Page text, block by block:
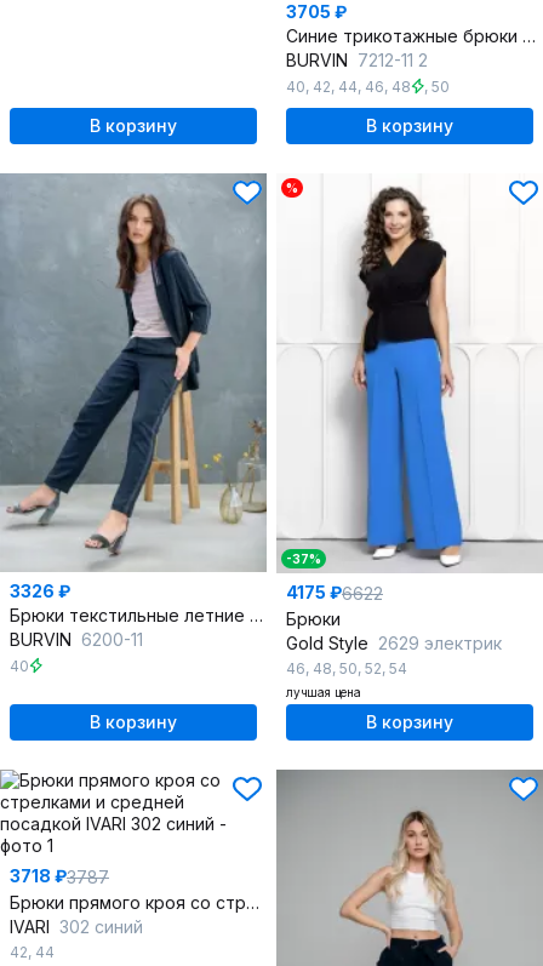
В корзину
3705 ₽
Синие трикотажные брюки в нарядном стиле для демисезона
BURVIN 7212-11 2
40, 42, 44, 46, 48 , 50
В корзину
3326 ₽
Брюки текстильные летние на каждый день для комфорта
BURVIN 6200-11
40
В корзину
%
-37%
4175 ₽6622
Брюки
Gold Style 2629 электрик
46, 48, 50, 52, 54
лучшая цена
В корзину
3718 ₽3787
Брюки прямого кроя со стрелками и средней посадкой
IVARI 302 синий
42, 44